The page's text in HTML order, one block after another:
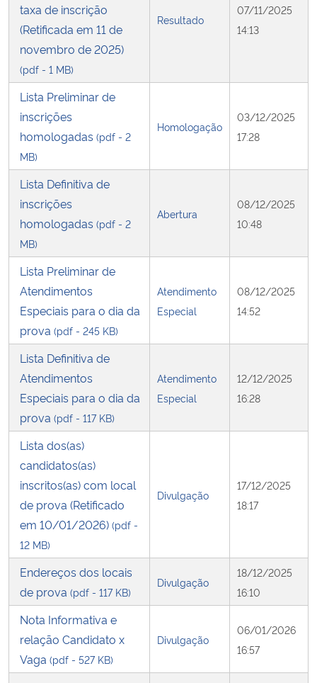
taxa de inscrição
(Retificada em 11 de
novembro de 2025)
(pdf - 1 MB)
Resultado
07/11/2025
14:13
Lista Preliminar de
inscrições
homologadas (pdf - 2
MB)
Homologação
03/12/2025
17:28
Lista Definitiva de
inscrições
homologadas (pdf - 2
MB)
Abertura
08/12/2025
10:48
Lista Preliminar de
Atendimentos
Especiais para o dia da
prova (pdf - 245 KB)
Atendimento
Especial
08/12/2025
14:52
Lista Definitiva de
Atendimentos
Especiais para o dia da
prova (pdf - 117 KB)
Atendimento
Especial
12/12/2025
16:28
Lista dos(as)
candidatos(as)
inscritos(as) com local
de prova (Retificado
em 10/01/2026) (pdf -
12 MB)
Divulgação
17/12/2025
18:17
Endereços dos locais
de prova (pdf - 117 KB)
Divulgação
18/12/2025
16:10
Nota Informativa e
relação Candidato x
Vaga (pdf - 527 KB)
Divulgação
06/01/2026
16:57